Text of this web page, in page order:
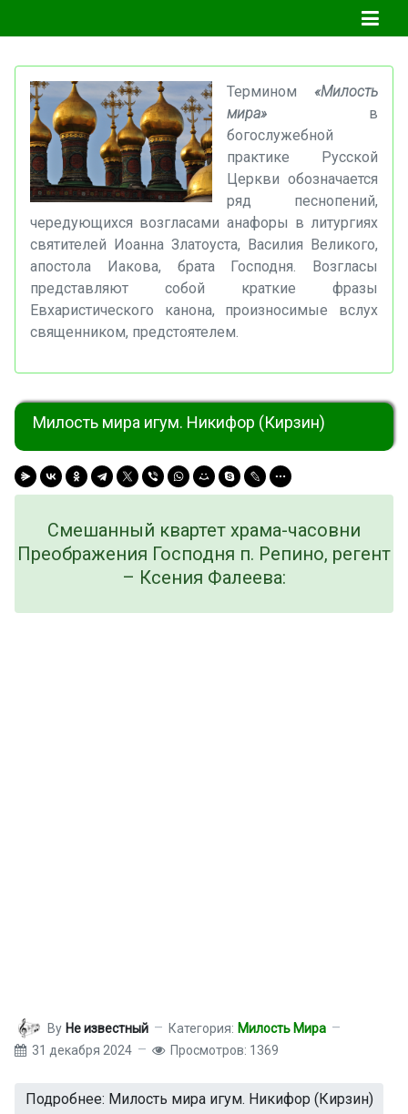
Термином «Милость
мира» в
богослужебной
практике Русской
Церкви обозначается
ряд песнопений,
чередующихся возгласами анафоры в литургиях
святителей Иоанна Златоуста, Василия Великого,
апостола Иакова, брата Господня. Возгласы
представляют собой краткие фразы
Евхаристического канона, произносимые вслух
священником, предстоятелем.
Милость мира игум. Никифор (Кирзин)
Смешанный квартет храма-часовни
Преображения Господня п. Репино, регент
– Ксения Фалеева:
By Не известный Категория: Милость Мира
31 декабря 2024
Просмотров: 1369
Подробнее: Милость мира игум. Никифор (Кирзин)